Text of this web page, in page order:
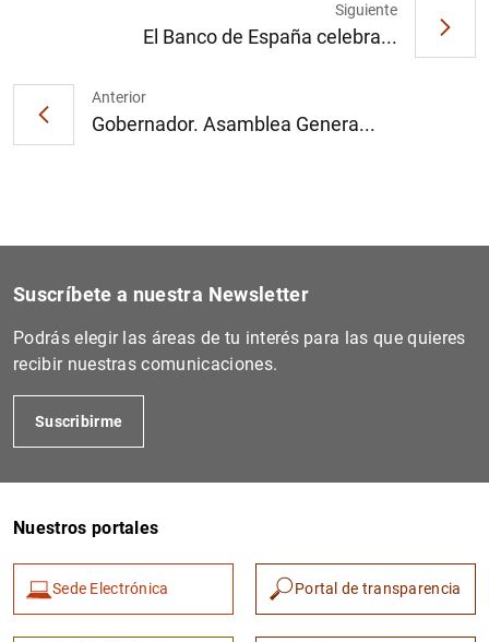
Anterior
Gobernador. Asamblea Genera...
Siguiente
El Banco de España celebra...
Suscríbete a nuestra Newsletter
Podrás elegir las áreas de tu interés para las que quieres
recibir nuestras comunicaciones.
Suscribirme
Nuestros portales
Sede Electrónica Portal de transparencia